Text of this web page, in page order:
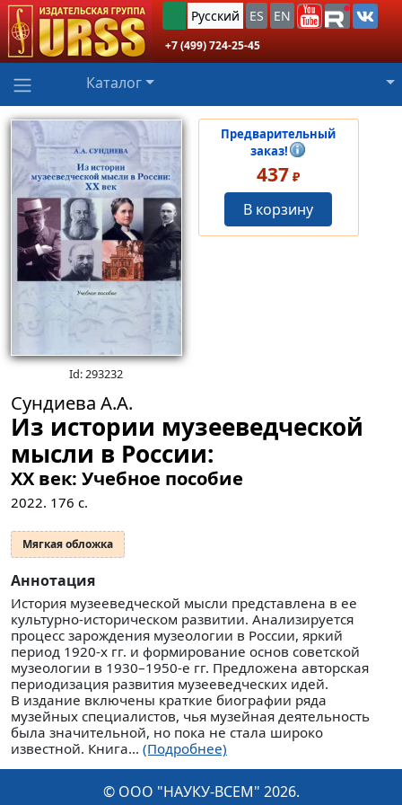
Русский ES EN
+7 (499) 724-25-45
Каталог
Id: 293232
Предварительный
заказ!
437 ₽
В корзину
Сундиева А.А.
Из истории музееведческой
мысли в России:
XX век: Учебное пособие
2022. 176 с.
Мягкая обложка
Аннотация
История музееведческой мысли представлена в ее
культурно-историческом развитии. Анализируется
процесс зарождения музеологии в России, яркий
период 1920-х гг. и формирование основ советской
музеологии в 1930–1950-е гг. Предложена авторская
периодизация развития музееведческих идей.
В издание включены краткие биографии ряда
музейных специалистов, чья музейная деятельность
была значительной, но пока не стала широко
известной. Книга... (Подробнее)
© ООО "НАУКУ-ВСЕМ" 2026.